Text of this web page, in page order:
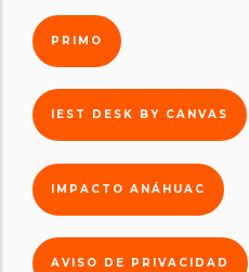
PRIMO
IEST DESK BY CANVAS
IMPACTO ANÁHUAC
AVISO DE PRIVACIDAD